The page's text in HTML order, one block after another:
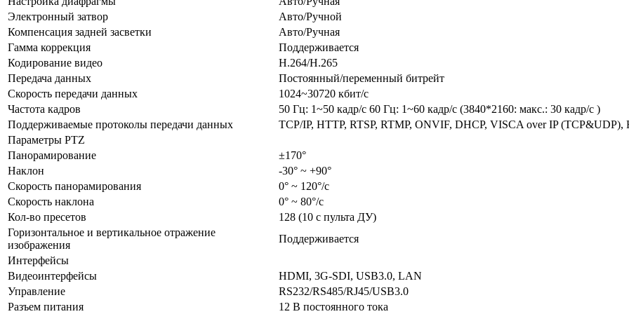
Электронный затвор
Авто/Ручной
Компенсация задней засветки
Авто/Ручная
Гамма коррекция
Поддерживается
Кодирование видео
H.264/H.265
Передача данных
Постоянный/переменный битрейт
Скорость передачи данных
1024~30720 кбит/с
Частота кадров
50 Гц: 1~50 кадр/с 60 Гц: 1~60 кадр/с (3840*2160: макс.: 30 кадр/с )
Поддерживаемые протоколы передачи данных
TCP/IP, HTTP, RTSP, RTMP, ONVIF, DHCP, VISCA over IP
Параметры PTZ
Панорамирование
±170°
Наклон
-30° ~ +90°
Скорость панорамирования
0° ~ 120°/с
Скорость наклона
0° ~ 80°/с
Кол-во пресетов
128 (10 с пульта ДУ)
Горизонтальное и вертикальное отражение
изображения
Поддерживается
Интерфейсы
Видеоинтерфейсы
HDMI, 3G-SDI, USB3.0, LAN
Управление
RS232/RS485/RJ45/USB3.0
Разъем питания
12 В постоянного тока